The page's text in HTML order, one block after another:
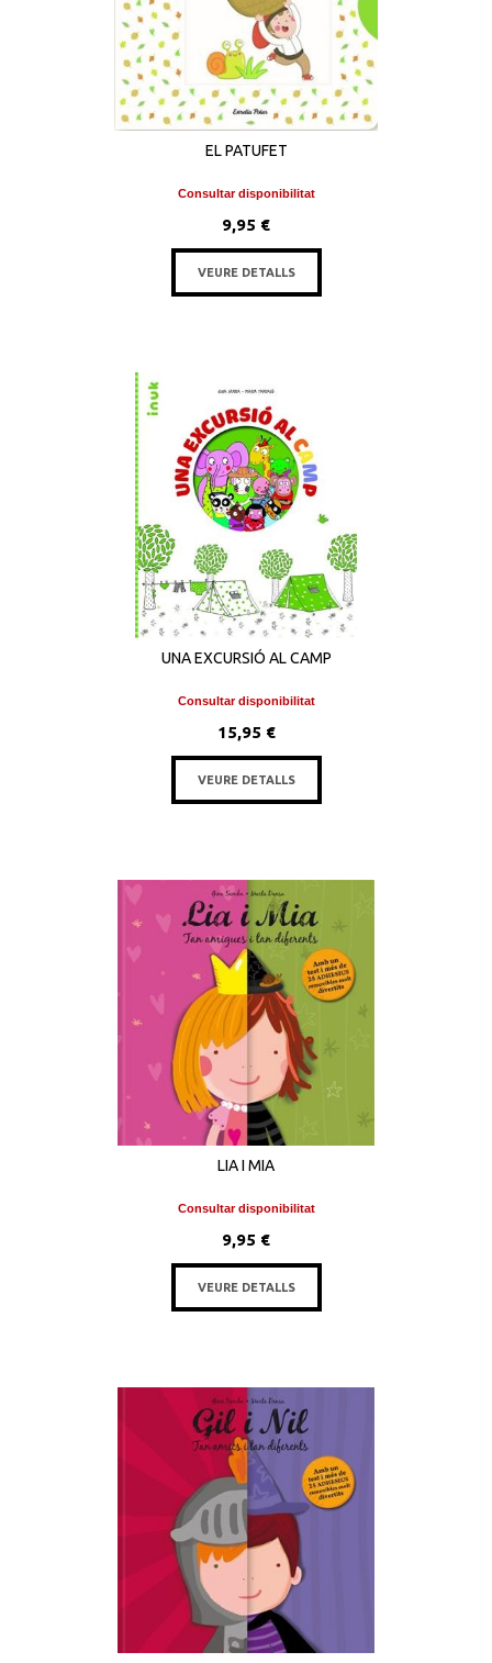
EL PATUFET
Consultar disponibilitat
9,95 €
VEURE DETALLS
UNA EXCURSIÓ AL CAMP
Consultar disponibilitat
15,95 €
VEURE DETALLS
LIA I MIA
Consultar disponibilitat
9,95 €
VEURE DETALLS